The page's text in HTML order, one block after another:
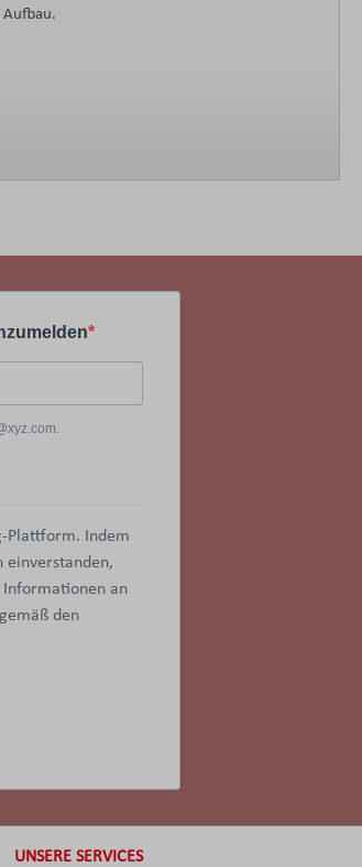
Aufbau.
Plattform. Indem
einverstanden,
Informationen an
den
UNSERE SERVICES